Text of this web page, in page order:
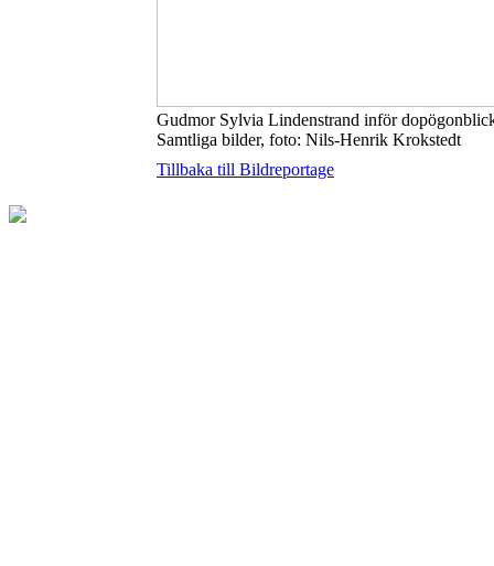
Gudmor Sylvia Lindenstrand inför
Samtliga bilder, foto: Nils-Henrik Krokstedt
Tillbaka till Bildreportage